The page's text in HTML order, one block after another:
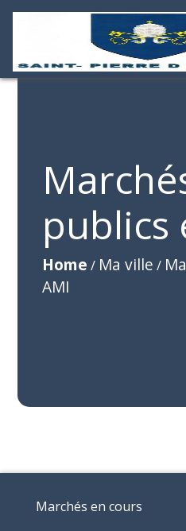
publics
Home / Ma ville /
AMI
Marchés en cours